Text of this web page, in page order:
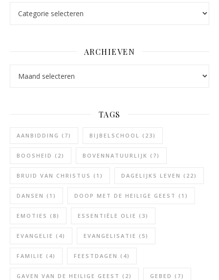
ARCHIEVEN
TAGS
AANBIDDING (7) BIJBELSCHOOL (23)
BOOSHEID (2) BOVENNATUURLIJK (7)
BRUID VAN CHRISTUS (1) DAGELIJKS LEVEN (22)
DANSEN (1) DOOP MET DE HEILIGE GEEST (1)
EMOTIES (8) ESSENTIËLE OLIE (3)
EVANGELIE (4) EVANGELISATIE (5)
FAMILIE (4) FEESTDAGEN (4)
GAVEN VAN DE HEILIGE GEEST (2) GEBED (7)